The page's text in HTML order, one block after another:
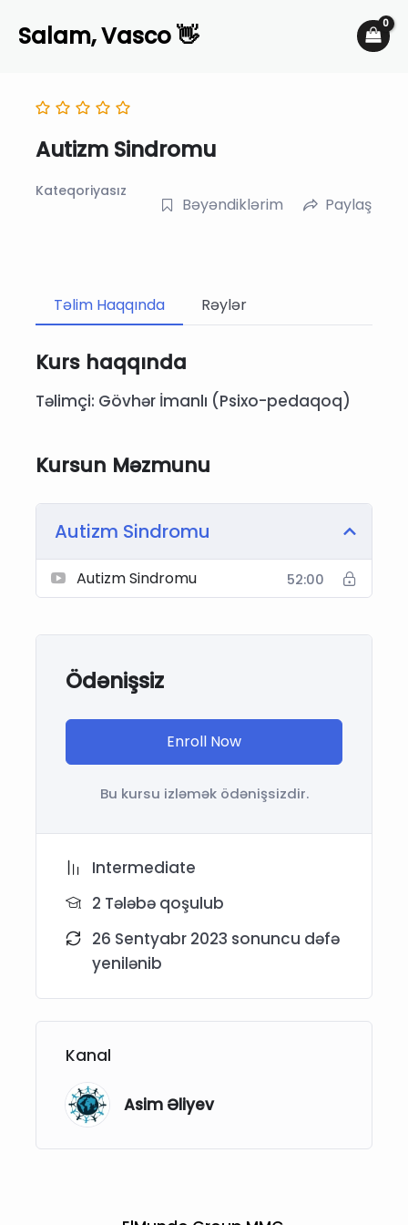
Salam, Vasco 👋
Autizm Sindromu
Kateqoriyasız
Bəyəndiklərim Paylaş
Təlim Haqqında Rəylər
Kurs haqqında
Təlimçi: Gövhər İmanlı (Psixo-pedaqoq)
Kursun Məzmunu
Autizm Sindromu
Autizm Sindromu 52:00
Ödənişsiz
Enroll Now
Bu kursu izləmək ödənişsizdir.
Intermediate
2 Tələbə qoşulub
26 Sentyabr 2023 sonuncu dəfə
yenilənib
Kanal
Asim Əliyev